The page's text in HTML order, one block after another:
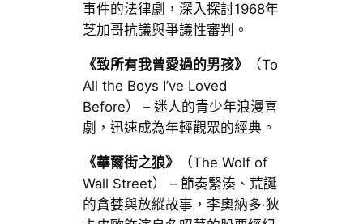
事件的法律劇，深入探討1968年
芝加哥抗議與爭議性審判。
《致所有我曾愛過的男孩》
（To
All the Boys I’ve Loved
Before） – 迷人的青少年浪漫喜
劇，迅速成為年輕觀眾的經典。
《華爾街之狼》
（The Wolf of
Wall Street） – 節奏緊湊、荒誕
的貪婪與放縱故事，李奧納多·狄